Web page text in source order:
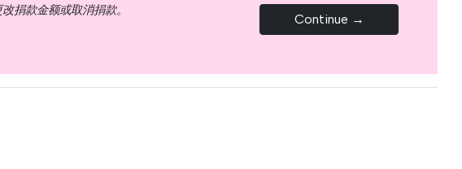
捐款金额或取消捐款。
Continue →